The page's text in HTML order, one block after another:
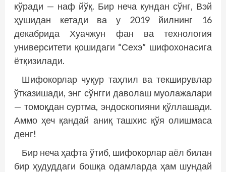
кўради — наф йўқ. Бир неча кундан сўнг, Вэй
ҳушидан кетади ва у 2019 йилнинг 16
декабрида Хуачжун фан ва технология
университети қошидаги “Сехэ” шифохонасига
ётқизилади.
Шифокорлар чуқур таҳлил ва текширувлар
ўтказишади, энг сўнгги даволаш муолажалари
— томоқдан суртма, эндоскопияни қўллашади.
Аммо ҳеч қандай аниқ ташхис қўя олишмаса
денг!
Бир неча ҳафта ўтиб, шифокорлар аёл билан
бир ҳудуддаги бошқа одамларда ҳам шундай